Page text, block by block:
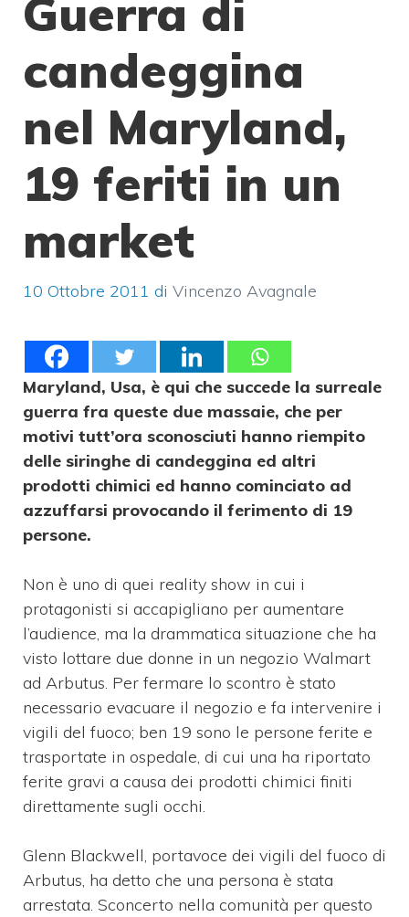
Guerra di
candeggina
nel Maryland,
19 feriti in un
market
10 Ottobre 2011 di Vincenzo Avagnale
Maryland, Usa, è qui che succede la surreale
guerra fra queste due massaie, che per
motivi tutt’ora sconosciuti hanno riempito
delle siringhe di candeggina ed altri
prodotti chimici ed hanno cominciato ad
azzuffarsi provocando il ferimento di 19
persone.
Non è uno di quei reality show in cui i
protagonisti si accapigliano per aumentare
l’audience, ma la drammatica situazione che ha
visto lottare due donne in un negozio Walmart
ad Arbutus. Per fermare lo scontro è stato
necessario evacuare il negozio e fa intervenire i
vigili del fuoco; ben 19 sono le persone ferite e
trasportate in ospedale, di cui una ha riportato
ferite gravi a causa dei prodotti chimici finiti
direttamente sugli occhi.
Glenn Blackwell, portavoce dei vigili del fuoco di
Arbutus, ha detto che una persona è stata
arrestata. Sconcerto nella comunità per questo